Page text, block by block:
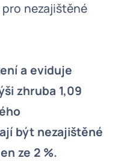
nezajištěné
a eviduje
zhruba 1,09
být nezajištěné
ze 2 %.